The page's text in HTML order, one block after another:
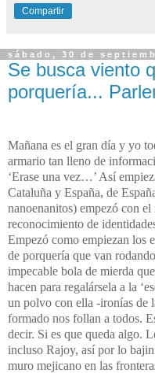
Compartir
sábado, 30 de
Se busca viento
porquería...
Mañana es el gran día y yo
armario tan lleno de
‘Erase una vez…’ Así
Cataluña y España, de
nanoenanitos) empezó con
reconocimiento de
Empezó como empiezan los
de porquería que van
impecable bola de mierda
hacen para regalársela a la
un polvo con ella -ironías de
formado nos follan a todos.
decir. Si es que queda algo.
incluso Rajoy, así por lo
muro mejicano en las